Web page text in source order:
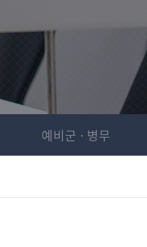
예비군 · 병무